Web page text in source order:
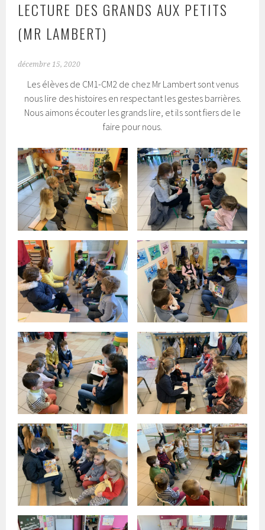
LECTURE DES GRANDS AUX PETITS
(MR LAMBERT)
décembre 15, 2020
Les élèves de CM1-CM2 de chez Mr Lambert sont venus
nous lire des histoires en respectant les gestes barrières.
Nous aimons écouter les grands lire, et ils sont fiers de le
faire pour nous.